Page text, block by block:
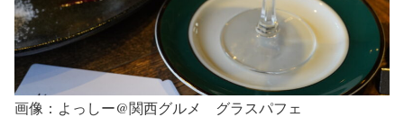
画像：よっしー@関西グルメ グラスパフェ